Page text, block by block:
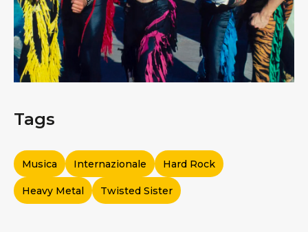
Tags
Musica Internazionale Hard Rock
Heavy Metal Twisted Sister